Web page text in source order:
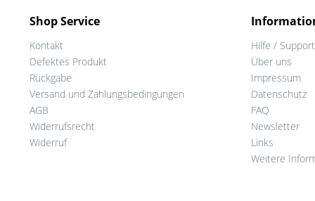
Shop Service
Kontakt
Defektes Produkt
Rückgabe
Versand und Zahlungsbedingungen
AGB
Widerrufsrecht
Widerruf
Hilfe / Support
Über uns
Impressum
Datenschutz
FAQ
Newsletter
Links
Weitere